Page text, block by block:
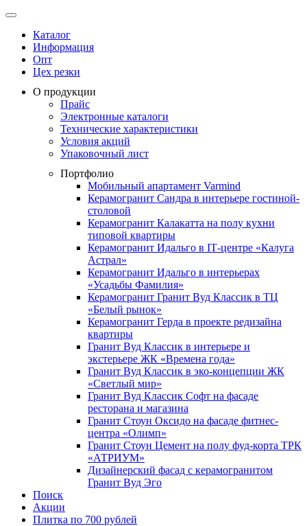
Каталог
Информация
Опт
Цех резки
О продукции
Прайс
Электронные каталоги
Технические характеристики
Условия акций
Упаковочный лист
Портфолио
Мобильный апартамент Varmind
Керамогранит Сандра в интерьере гостиной-
столовой
Керамогранит Калакатта на полу кухни
типовой квартиры
Керамогранит Идальго в IТ-центре «Калуга
Астрал»
Керамогранит Идальго в интерьерах
«Усадьбы Фамилия»
Керамогранит Гранит Вуд Классик в ТЦ
«Белый рынок»
Керамогранит Герда в проекте редизайна
квартиры
Гранит Вуд Классик в интерьере и
экстерьере ЖК «Времена года»
Гранит Вуд Классик в эко-концепции ЖК
«Светлый мир»
Гранит Вуд Классик Софт на фасаде
ресторана и магазина
Гранит Стоун Оксидо на фасаде фитнес-
центра «Олимп»
Гранит Стоун Цемент на полу фуд-корта ТРК
«АТРИУМ»
Дизайнер­ский фасад с керамогранитом
Гранит Вуд Эго
Поиск
Акции
Плитка по 700 рублей